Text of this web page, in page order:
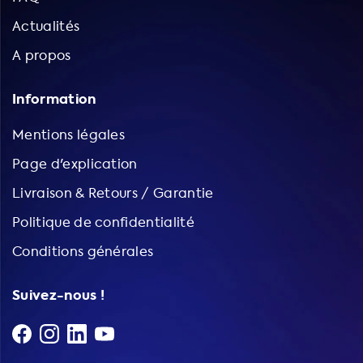
Actualités
A propos
Information
Mentions légales
Page d'explication
Livraison & Retours / Garantie
Politique de confidentialité
Conditions générales
Suivez-nous !